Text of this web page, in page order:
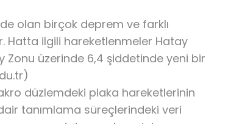
olan birçok deprem ve farklı
Hatta ilgili hareketlenmeler Hatay
Zonu üzerinde 6,4 şiddetinde yeni bir
düzlemdeki plaka hareketlerinin
tanımlama süreçlerindeki veri